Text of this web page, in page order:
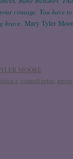
courage. You have
brave. Mary Tyler
MOORE
s, comediantas,